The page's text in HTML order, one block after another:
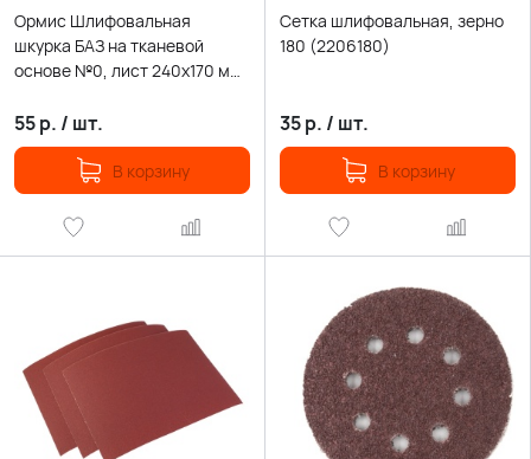
Ормис Шлифовальная
шкурка БАЗ на тканевой
основе №0, лист 240х170 мм
55р. / шт.
В корзину
Сетка шлифовальная, зерно
180 (2206180)
35р. / шт.
В корзину